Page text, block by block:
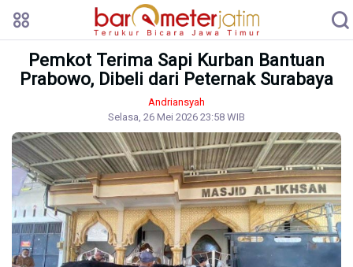
Pemkot Terima Sapi Kurban Bantuan
Prabowo, Dibeli dari Peternak Surabaya
Andriansyah
Selasa, 26 Mei 2026 23:58 WIB